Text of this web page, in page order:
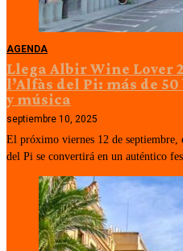
AGENDA
Llega Albir Wine Lover
l’Alfàs del Pi: más de
y música
septiembre 10, 2025
El próximo viernes 12 de septiembre,
del Pi se convertirá en un auténtico